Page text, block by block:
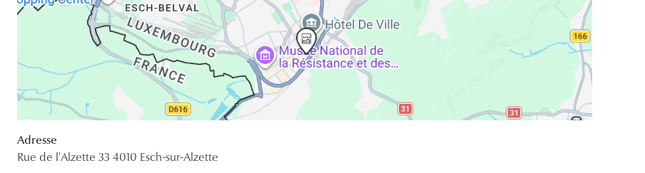
Adresse
Rue de l'Alzette 33 4010 Esch-sur-Alzette